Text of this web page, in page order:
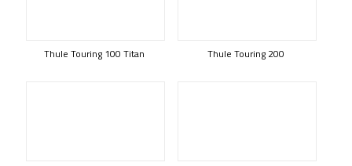
Thule Touring 100 Titan Thule Touring 200